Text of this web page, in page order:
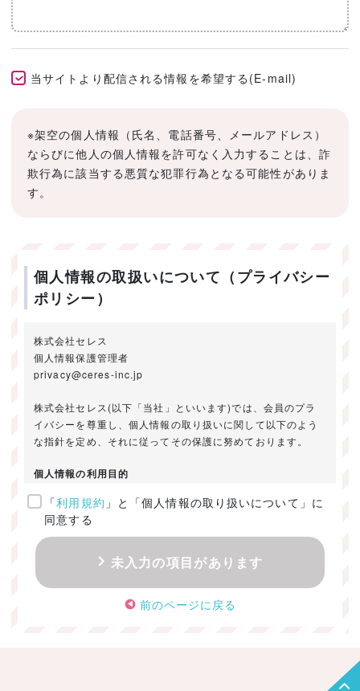
当サイトより配信される情報を希望する(E-mail)
※架空の個人情報（氏名、電話番号、メールアドレス）
ならびに他人の個人情報を許可なく入力することは、詐
欺行為に該当する悪質な犯罪行為となる可能性がありま
す。
個人情報の取扱いについて（プライバシー
ポリシー）
株式会社セレス
個人情報保護管理者
privacy@ceres-inc.jp
株式会社セレス(以下「当社」といいます)では、会員のプラ
イバシーを尊重し、個人情報の取り扱いに関して以下のよう
な指針を定め、それに従ってその保護に努めております。
個人情報の利用目的
ご提供いただきました個人情報は、以下のためにのみ利用い
たします。
・お問い合わせに対する回答及び資料送付のご連絡
・当社のお客様向けサービスの提供
・本人確認
・サービスの開発・改善のための分析
「利用規約 」と「個人情報の取り扱いについて」に
同意する
未入力の項目があります
前のページに戻る